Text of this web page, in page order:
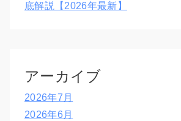
底解説【2026年最新】
アーカイブ
2026年7月
2026年6月